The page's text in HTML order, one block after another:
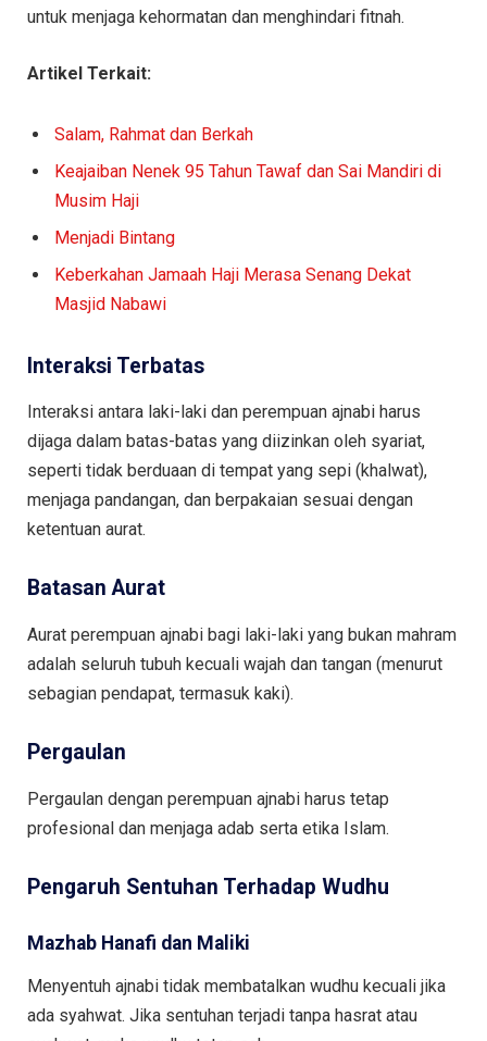
untuk menjaga kehormatan dan menghindari fitnah.
Artikel Terkait:
Salam, Rahmat dan Berkah
Keajaiban Nenek 95 Tahun Tawaf dan Sai Mandiri di
Musim Haji
Menjadi Bintang
Keberkahan Jamaah Haji Merasa Senang Dekat
Masjid Nabawi
Interaksi Terbatas
Interaksi antara laki-laki dan perempuan ajnabi harus
dijaga dalam batas-batas yang diizinkan oleh syariat,
seperti tidak berduaan di tempat yang sepi (khalwat),
menjaga pandangan, dan berpakaian sesuai dengan
ketentuan aurat.
Batasan Aurat
Aurat perempuan ajnabi bagi laki-laki yang bukan mahram
adalah seluruh tubuh kecuali wajah dan tangan (menurut
sebagian pendapat, termasuk kaki).
Pergaulan
Pergaulan dengan perempuan ajnabi harus tetap
profesional dan menjaga adab serta etika Islam.
Pengaruh Sentuhan Terhadap Wudhu
Mazhab Hanafi dan Maliki
Menyentuh ajnabi tidak membatalkan wudhu kecuali jika
ada syahwat. Jika sentuhan terjadi tanpa hasrat atau